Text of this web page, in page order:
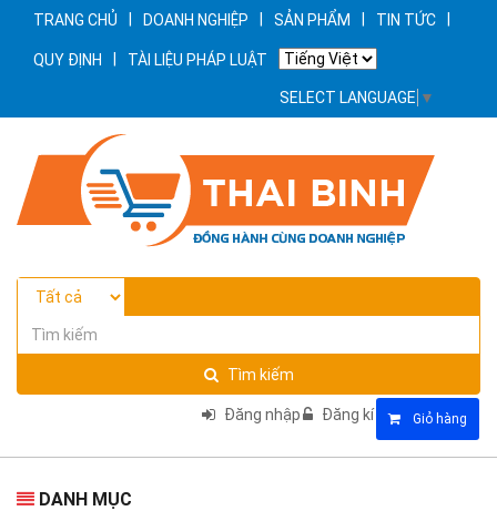
TRANG CHỦ DOANH NGHIỆP SẢN PHẨM TIN TỨC
QUY ĐỊNH TÀI LIỆU PHÁP LUẬT
SELECT LANGUAGE ▼
Tìm kiếm
Đăng nhập Đăng kí Giỏ hàng
DANH MỤC